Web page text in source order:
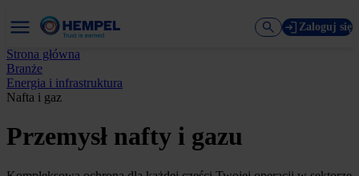
Zaloguj się
Strona główna
Branże
Energia i infrastruktura
Nafta i gaz
Przemysł nafty i gazu